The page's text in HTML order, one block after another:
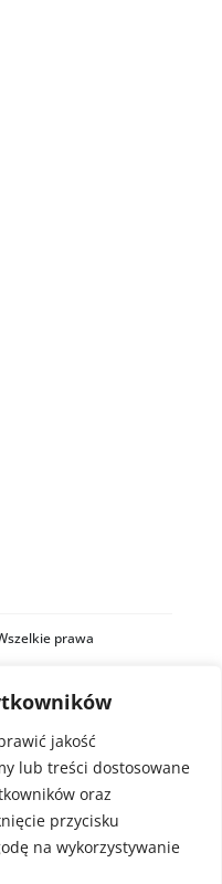
jakość
lub treści dostosowane
oraz
przycisku
na wykorzystywanie
prawa
są
oraz Sklepu
z zasobów Wikimedia
Commons lub w